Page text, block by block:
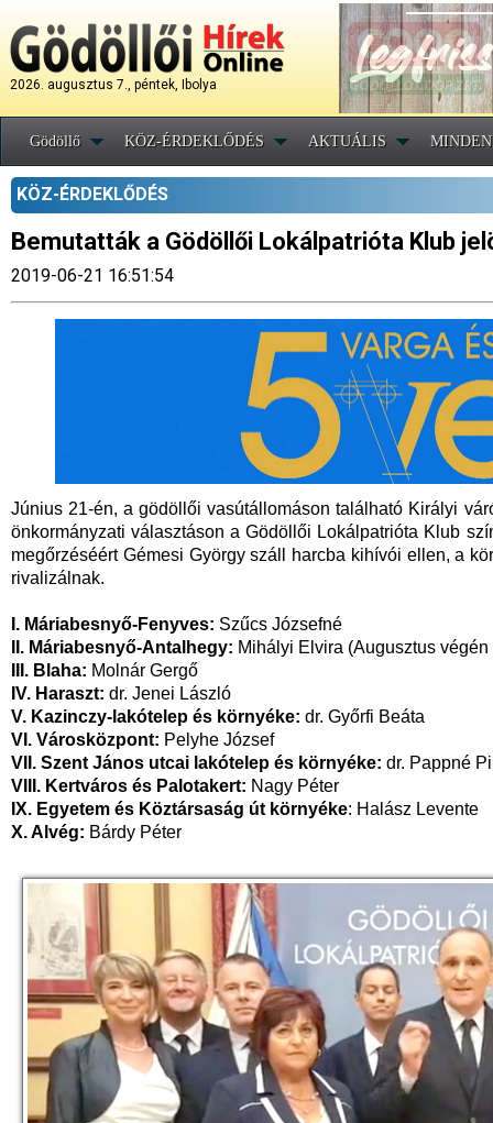
2026. augusztus 7., péntek, Ibolya
Gödöllő KÖZ-ÉRDEKLŐDÉS AKTUÁLIS
KÖZ-ÉRDEKLŐDÉS
Bemutatták a Gödöllői Lokálpatrióta Klub
2019-06-21 16:51:54
Június 21-én, a gödöllői vasútállomáson található Királyi
önkormányzati választáson a Gödöllői Lokálpatrióta Klub
megőrzéséért Gémesi György száll harcba kihívói ellen, a
rivalizálnak.
I. Máriabesnyő-Fenyves: Szűcs Józsefné
II. Máriabesnyő-Antalhegy: Mihályi Elvira (Augusztus
III. Blaha: Molnár Gergő
IV. Haraszt: dr. Jenei László
V. Kazinczy-lakótelep és környéke: dr. Győrfi Beáta
VI. Városközpont: Pelyhe József
VII. Szent János utcai lakótelep és környéke: dr. Pappné
VIII. Kertváros és Palotakert: Nagy Péter
IX. Egyetem és Köztársaság út környéke: Halász Levente
X. Alvég: Bárdy Péter